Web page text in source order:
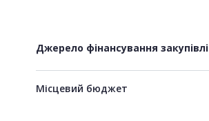
Джерело фінансування закупівлі
Місцевий бюджет